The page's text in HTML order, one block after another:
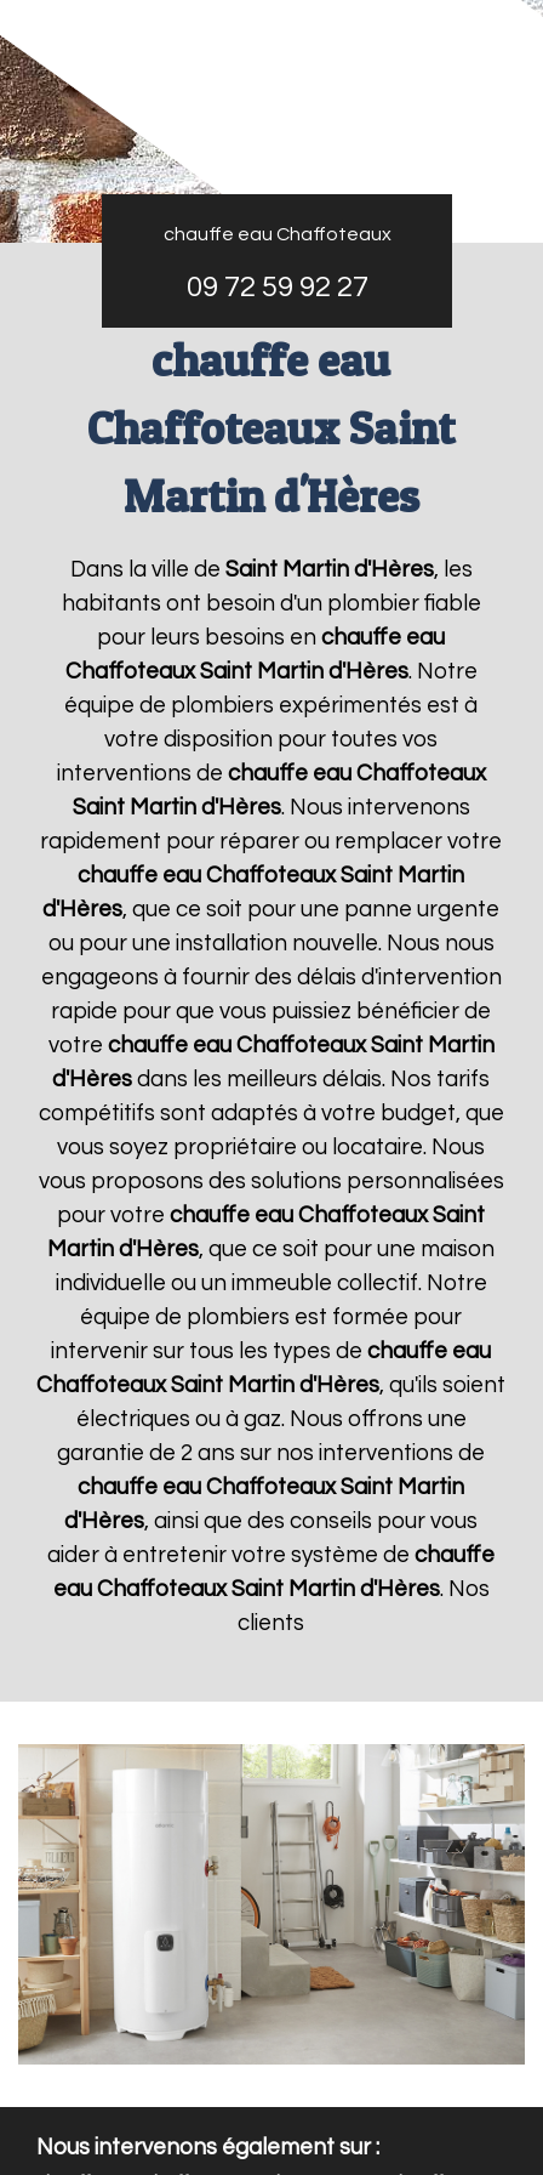
chauffe eau Chaffoteaux
09 72 59 92 27
chauffe eau
Chaffoteaux Saint
Martin d'Hères
Dans la ville de Saint Martin d'Hères, les
habitants ont besoin d'un plombier fiable
pour leurs besoins enchauffe eau
Chaffoteaux Saint Martin d'Hères. Notre
équipe de plombiers expérimentés est à
votre disposition pour toutes vos
interventions de chauffe eau Chaffoteaux
Saint Martin d'Hères. Nous intervenons
rapidement pour réparer ou remplacer votre
chauffe eau Chaffoteaux Saint Martin
d'Hères, que ce soit pour une panne urgente
ou pour une installation nouvelle. Nous nous
engageons à fournir des délais d'intervention
rapide pour que vous puissiez bénéficier de
votre chauffe eau Chaffoteaux Saint Martin
d'Hères dans les meilleurs délais. Nos tarifs
compétitifs sont adaptés à votre budget, que
vous soyez propriétaire ou locataire. Nous
vous proposons des solutions personnalisées
pour votrechauffe eau Chaffoteaux Saint
Martin d'Hères, que ce soit pour une maison
individuelle ou un immeuble collectif. Notre
équipe de plombiers est formée pour
intervenir sur tous les types dechauffe eau
Chaffoteaux Saint Martin d'Hères, qu'ils soient
électriques ou à gaz. Nous offrons une
garantie de 2 ans sur nos interventions de
chauffe eau Chaffoteaux Saint Martin
d'Hères, ainsi que des conseils pour vous
aider à entretenir votre système dechauffe
eau Chaffoteaux Saint Martin d'Hères. Nos
clients
Nous intervenons également sur :